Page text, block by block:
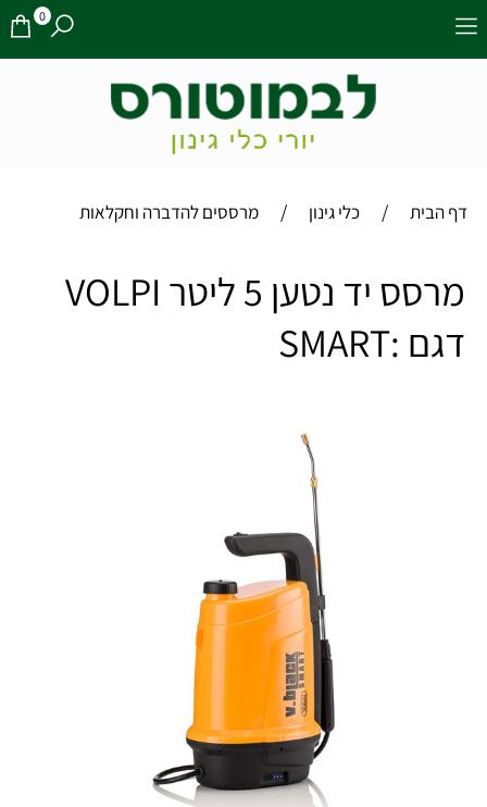
0
דף הבית / כלי גינון / מרססים להדברה וחקלאות
מרסס יד נטען 5 ליטר VOLPI
דגם :SMART